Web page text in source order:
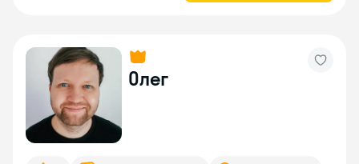
Олег